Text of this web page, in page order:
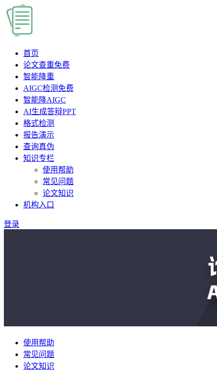
首页
论文查重免费
智能降重
AIGC检测 免费
智能降AIGC
AI生成答辩PPT
格式检测
报告演示
查询真伪
知识专栏
使用帮助
常见问题
论文知识
机构入口
登录
使用帮助
常见问题
论文知识